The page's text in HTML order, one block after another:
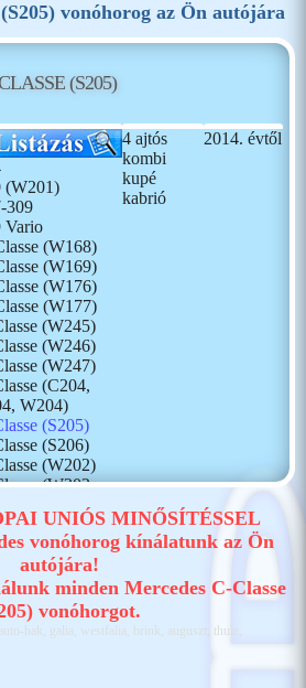
vonóhorog az Ön autójára
(S205)
(W201)
309
Vario
(W168)
(W169)
(W176)
(W177)
(W245)
(W246)
(W247)
(C204,
W204)
(S205)
(S206)
(W202)
(W203,
(W205)
(W206)
(C117, X117)
(C118, X118)
(W415)
(W420)
4 ajtós
kombi
kupé
kabrió
2014. évtől
UNIÓS MINŐSÍTÉSSEL
vonóhorog kínálatunk az Ön
autójára!
minden Mercedes C-Classe
vonóhorgot.
hak, galia, westfalia, brink, auguszt, thule,